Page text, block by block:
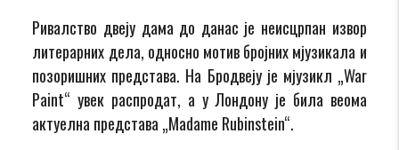
Ривалство двеју дама до данас је неисцрпан извор
литерарних дела, односно мотив бројних мјузикала и
позоришних представа. На Бродвеју је мјузикл „War
Paint“ увек распродат, а у Лондону је била веома
актуелна представа „Madame Rubinstein“.